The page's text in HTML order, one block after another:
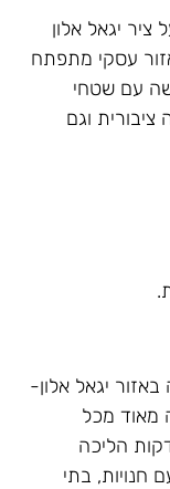
על ציר יגאל אלון
עסקי מתפתח
עם שטחי
וגם
יגאל אלון-
מאוד מכל
וגם שפע תחבורה ציבורית, 8 דקות הליכה
חנויות, בתי